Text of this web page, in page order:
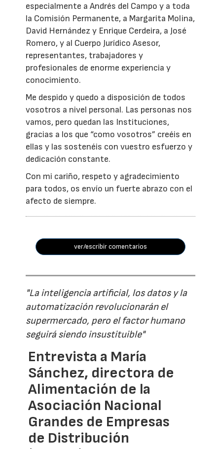
especialmente a Andrés del Campo y a toda
la Comisión Permanente, a Margarita Molina,
David Hernández y Enrique Cerdeira, a José
Romero, y al Cuerpo Jurídico Asesor,
representantes, trabajadores y
profesionales de enorme experiencia y
conocimiento.
Me despido y quedo a disposición de todos
vosotros a nivel personal. Las personas nos
vamos, pero quedan las Instituciones,
gracias a los que “como vosotros” creéis en
ellas y las sostenéis con vuestro esfuerzo y
dedicación constante.
Con mi cariño, respeto y agradecimiento
para todos, os envío un fuerte abrazo con el
afecto de siempre.
ver/escribir comentarios
"La inteligencia artificial, los datos y la
automatización revolucionarán el
supermercado, pero el factor humano
seguirá siendo insustituible"
Entrevista a María
Sánchez, directora de
Alimentación de la
Asociación Nacional
Grandes de Empresas
de Distribución